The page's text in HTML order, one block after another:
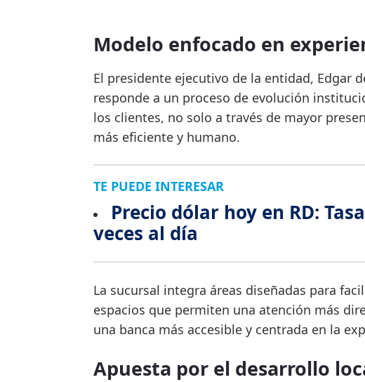
Modelo enfocado en
El presidente ejecutivo de la entidad, Edgar
responde a un proceso de evolución
los clientes, no solo a través de mayor
más eficiente y humano.
TE PUEDE INTERESAR
Precio dólar hoy en RD:
veces al día
La sucursal integra áreas diseñadas para
espacios que permiten una atención más
una banca más accesible y centrada en la
Apuesta por el desarrollo